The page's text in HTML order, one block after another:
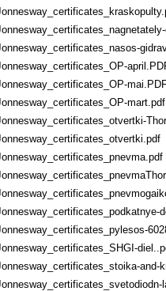
mart.pdf
and-